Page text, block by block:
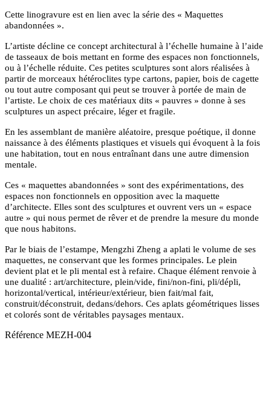
Cette linogravure est en lien avec la série des « Maquettes
abandonnées ».
L’artiste décline ce concept architectural à l’échelle humaine à l’aide
de tasseaux de bois mettant en forme des espaces non fonctionnels,
ou à l’échelle réduite. Ces petites sculptures sont alors réalisées à
partir de morceaux hétéroclites type cartons, papier, bois de cagette
ou tout autre composant qui peut se trouver à portée de main de
l’artiste. Le choix de ces matériaux dits « pauvres » donne à ses
sculptures un aspect précaire, léger et fragile.
En les assemblant de manière aléatoire, presque poétique, il donne
naissance à des éléments plastiques et visuels qui évoquent à la fois
une habitation, tout en nous entraînant dans une autre dimension
mentale.
Ces « maquettes abandonnées » sont des expérimentations, des
espaces non fonctionnels en opposition avec la maquette
d’architecte. Elles sont des sculptures et ouvrent vers un « espace
autre » qui nous permet de rêver et de prendre la mesure du monde
que nous habitons.
Par le biais de l’estampe, Mengzhi Zheng a aplati le volume de ses
maquettes, ne conservant que les formes principales. Le plein
devient plat et le pli mental est à refaire. Chaque élément renvoie à
une dualité : art/architecture, plein/vide, fini/non-fini, pli/dépli,
horizontal/vertical, intérieur/extérieur, bien fait/mal fait,
construit/déconstruit, dedans/dehors. Ces aplats géométriques lisses
et colorés sont de véritables paysages mentaux.
Référence MEZH-004